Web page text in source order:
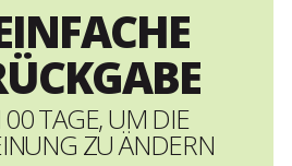
TAGE, UM DIE
ZU ÄNDERN